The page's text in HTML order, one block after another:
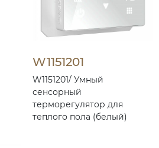
W1151201
W1151201/ Умный
сенсорный
терморегулятор для
теплого пола (белый)